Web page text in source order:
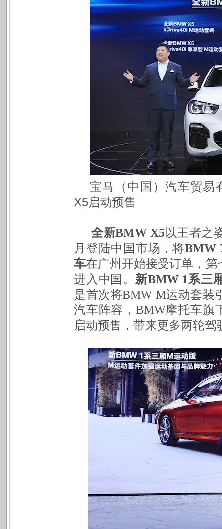
宝马（中国）汽车贸易
X5启动预售
全新BMW X5 以王者之
月登陆中国市场，将BMW
车在广州开始接受订单，
进入中国。 新BMW 1系三
是首次将BMW M运动套装
汽车阵容，BMW摩托车旗
启动预售，带来更多两轮驾